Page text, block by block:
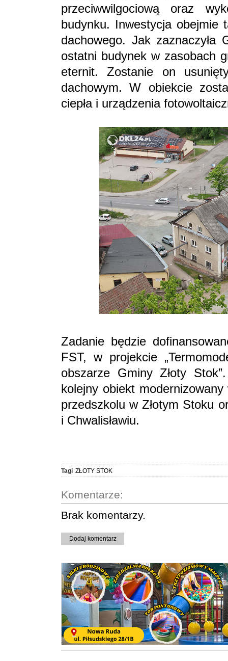
przeciwwilgociową oraz
budynku. Inwestycja obejmie
dachowego. Jak zaznaczyła
ostatni budynek w zasobach
eternit. Zostanie on
dachowym. W obiekcie
ciepła i urządzenia
Zadanie będzie
FST, w projekcie
obszarze Gminy Złoty
kolejny obiekt
przedszkolu w Złotym Stoku
i Chwalisławiu.
Tagi ZŁOTY STOK
Komentarze:
Brak komentarzy.
Dodaj komentarz